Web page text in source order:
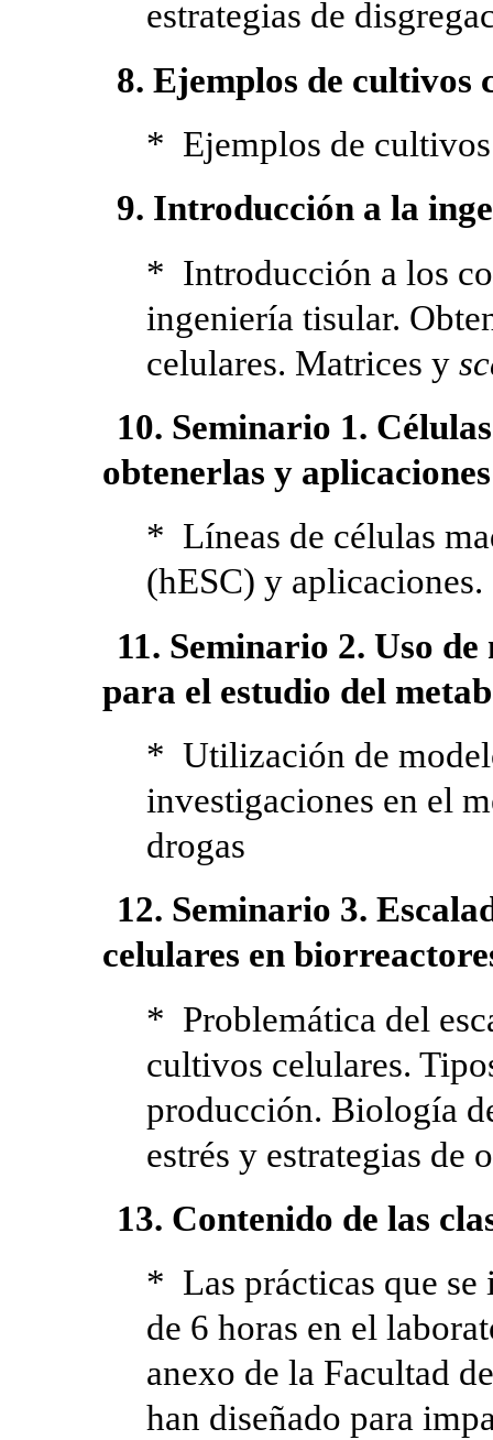
estrategias de
8. Ejemplos de cultivos
* Ejemplos de
9. Introducción a la
* Introducción a los
ingeniería tisular.
celulares. Matrices y
10. Seminario 1.
obtenerlas y aplicaciones
* Líneas de células
(hESC) y aplicaciones.
11. Seminario 2. Uso
para el estudio del
* Utilización de
investigaciones en el
drogas
12. Seminario 3.
celulares en
* Problemática del
cultivos celulares.
producción. Biología
estrés y estrategias de
13. Contenido de las
* Las prácticas que se
de 6 horas en el
anexo de la Facultad
han diseñado para